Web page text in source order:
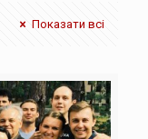
Показати всі